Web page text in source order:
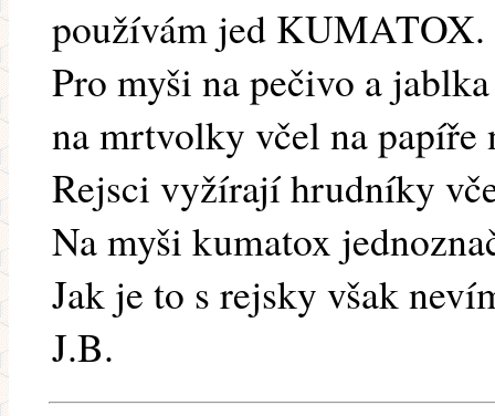
používám jed KUMATOX.
Pro myši na pečivo a
na mrtvolky včel na papíře
Rejsci vyžírají hrudníky
Na myši kumatox
Jak je to s rejsky však
J.B.